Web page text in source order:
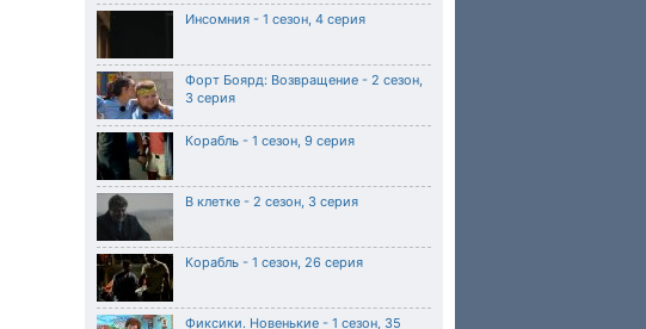
Инсомния - 1 сезон, 4 серия
Форт Боярд: Возвращение - 2 сезон,
3 серия
Корабль - 1 сезон, 9 серия
В клетке - 2 сезон, 3 серия
Корабль - 1 сезон, 26 серия
Фиксики. Новенькие - 1 сезон, 35